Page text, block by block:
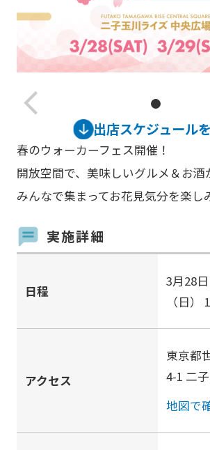
arrow_back_ios_new
出店スケジュール
春のウォーカーフェス開催！
開放空間で、美味しいグルメ＆お酒
みんなで集まってお花見気分を楽し
実施詳細
日程
3月28
（日）
アクセス
東京都
4-1 二
地図で